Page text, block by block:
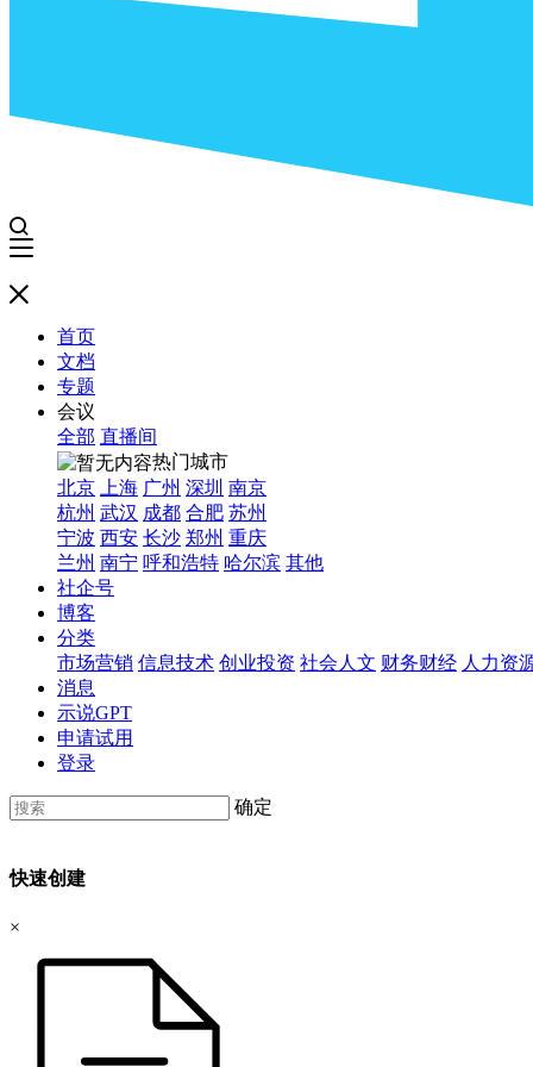
首页
文档
专题
会议
全部 直播间
热门城市
北京
上海 广州 深圳 南京
杭州 武汉 成都 合肥 苏州
宁波 西安 长沙 郑州 重庆
兰州 南宁 呼和浩特 哈尔滨 其他
社企号
博客
分类
市场营销 信息技术 创业投资 社会人文 财务财经 人力资
消息
示说GPT
申请试用
登录
确定
快速创建
×